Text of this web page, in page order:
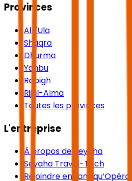
Provinces
Al-'Ula
Shaqra
Dhurma
Yanbu
Rabigh
Rijal-Alma
Toutes les provinces
L'entreprise
À propos de Seyaha
Seyaha Travel-Tech
Rejoindre en tant